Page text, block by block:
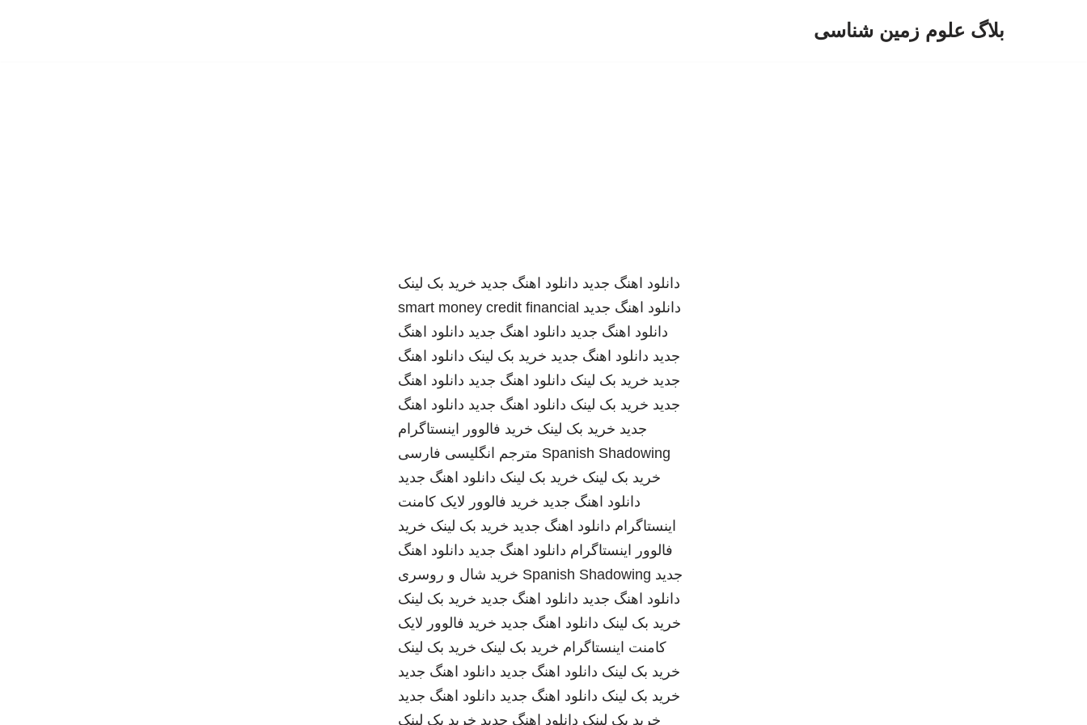
بلاگ علوم زمین شناسی
دانلود اهنگ جدید دانلود اهنگ جدید خرید بک لینک
دانلود اهنگ جدید smart money credit financial
دانلود اهنگ جدید دانلود اهنگ جدید دانلود اهنگ
جدید دانلود اهنگ جدید خرید بک لینک دانلود اهنگ
جدید خرید بک لینک دانلود اهنگ جدید دانلود اهنگ
جدید خرید بک لینک دانلود اهنگ جدید دانلود اهنگ
جدید خرید بک لینک خرید فالوور اینستاگرام
Spanish Shadowing مترجم انگلیسی فارسی
خرید بک لینک خرید بک لینک دانلود اهنگ جدید
دانلود اهنگ جدید خرید فالوور لایک کامنت
اینستاگرام دانلود اهنگ جدید خرید بک لینک خرید
فالوور اینستاگرام دانلود اهنگ جدید دانلود اهنگ
جدید Spanish Shadowing خرید شال و روسری
دانلود اهنگ جدید دانلود اهنگ جدید خرید بک لینک
خرید بک لینک دانلود اهنگ جدید خرید فالوور لایک
کامنت اینستاگرام خرید بک لینک خرید بک لینک
خرید بک لینک دانلود اهنگ جدید دانلود اهنگ جدید
خرید بک لینک دانلود اهنگ جدید دانلود اهنگ جدید
خرید بک لینک دانلود اهنگ جدید خرید بک لینک